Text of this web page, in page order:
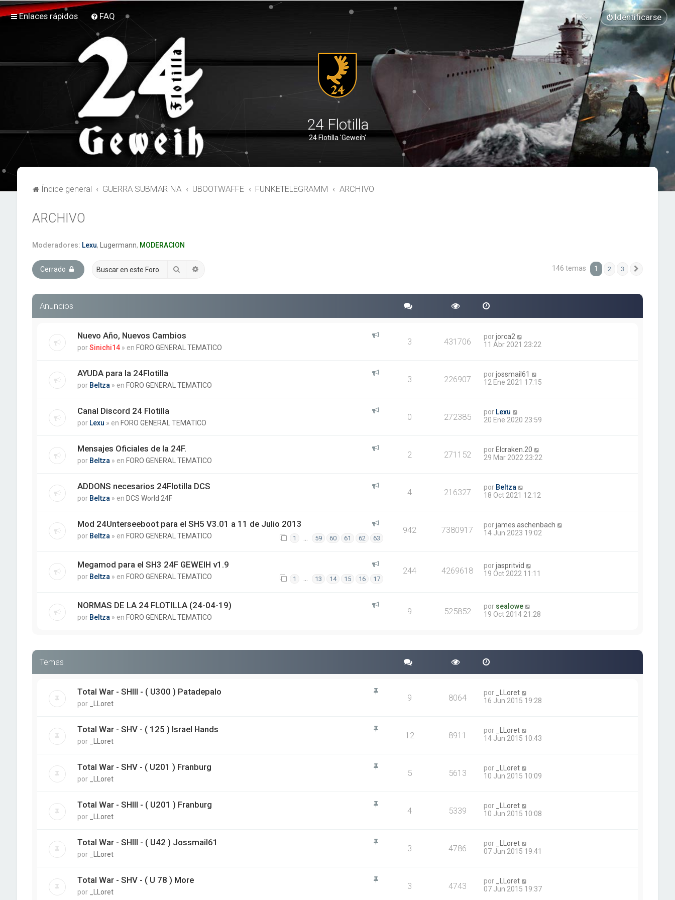
Enlaces rápidos FAQ Identificarse
24 Flotilla
24 Flotilla 'Geweih'
Índice general GUERRA SUBMARINA UBOOTWAFFE FUNKETELEGRAMM ARCHIVO
ARCHIVO
Moderadores: Lexu, Lugermann, MODERACION
Cerrado Buscar 146 temas 1 2 3
Anuncios
Nuevo Año, Nuevos Cambios
porSinichi14 » en FORO GENERAL TEMATICO
3 431706 porjorca2
11 Abr 2021 23:22
AYUDA para la 24Flotilla
por Beltza » en FORO GENERAL TEMATICO
3 226907 porjossmail61
12 Ene 2021 17:15
Canal Discord 24 Flotilla
por Lexu » en FORO GENERAL TEMATICO
0 272385 por Lexu
20 Ene 2020 23:59
Mensajes Oficiales de la 24F.
por Beltza » en FORO GENERAL TEMATICO
2 271152 por Elcraken.20
29 Mar 2022 23:22
ADDONS necesarios 24Flotilla DCS
por Beltza » en DCS World 24F
4 216327 por Beltza
18 Oct 2021 12:12
Mod 24Unterseeboot para el SH5 V3.01 a 11 de Julio 2013
por Beltza » en FORO GENERAL TEMATICO 1 … 59 60 61 62 63
942 7380917 porjames.aschenbach
14 Jun 2023 19:02
Megamod para el SH3 24F GEWEIH v1.9
por Beltza » en FORO GENERAL TEMATICO 1 … 13 14 15 16 17
244 4269618 porjaspritvid
19 Oct 2022 11:11
NORMAS DE LA 24 FLOTILLA (24-04-19)
por Beltza » en FORO GENERAL TEMATICO
9 525852 por sealowe
19 Oct 2014 21:28
Temas
Total War - SHIII - ( U300 ) Patadepalo
por _LLoret
9 8064 por
_LLoret
16 Jun 2015 19:28
Total War - SHV - ( 125 ) Israel Hands
por _LLoret
12 8911 por
_LLoret
14 Jun 2015 10:43
Total War - SHV - ( U201 ) Franburg
por _LLoret
5 5613 por
_LLoret
10 Jun 2015 10:09
Total War - SHIII - ( U201 ) Franburg
por _LLoret
4 5339 por
_LLoret
10 Jun 2015 10:08
Total War - SHIII - ( U42 ) Jossmail61
por _LLoret
3 4786 por
_LLoret
07 Jun 2015 19:41
Total War - SHV - ( U 78 ) More
por _LLoret
3 4743 por
_LLoret
07 Jun 2015 19:37